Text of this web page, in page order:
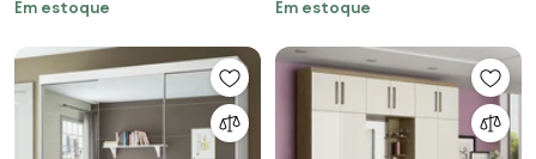
Em estoque
Em estoque